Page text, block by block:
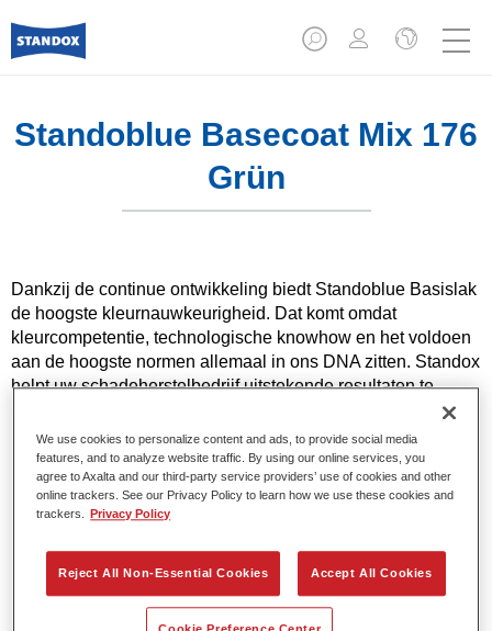
Standoblue Basecoat Mix 176
Grün
Dankzij de continue ontwikkeling biedt Standoblue Basislak
de hoogste kleurnauwkeurigheid. Dat komt omdat
kleurcompetentie, technologische knowhow en het voldoen
aan de hoogste normen allemaal in ons DNA zitten. Standox
helpt uw ​​schadeherstelbedrijf uitstekende resultaten te
bereiken, zowel voor dagelijkse herstellingen als voor de
meest uitdagende specialistische.
Product- eigenschappen
Effen en effectkleuren met behulp van de nieuwste
Uitstekende vlekcontrole.
Uitstekende vloei-eigenschappen.
We use cookies to personalize content and ads, to provide social media
features, and to analyze website traffic. By using our online services, you
agree to Axalta and our third-party service providers’ use of cookies and other
online trackers. See our Privacy Policy to learn how we use these cookies and
trackers.
Privacy Policy
Reject All Non-Essential Cookies Accept All Cookies